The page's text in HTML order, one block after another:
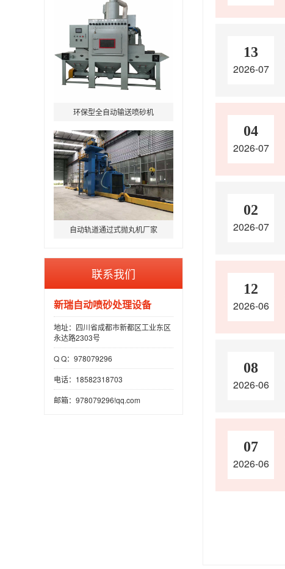
环保型全自动输送喷砂机
自动轨道通过式抛丸机厂家
联系我们
新瑞自动喷砂处理设备
地址：四川省成都市新都区工业东区
永达路2303号
Q Q：978079296
电话：18582318703
邮箱：978079296!qq.com
13
2026-07
04
2026-07
02
2026-07
12
2026-06
08
2026-06
07
2026-06